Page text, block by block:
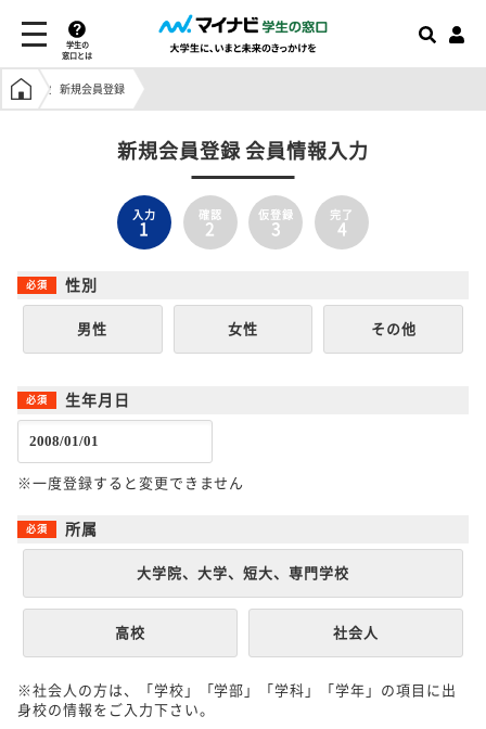
学生の
窓口とは
学生の窓口トップ
新規会員登録
新規会員登録 会員情報入力
入力
1
確認
2
仮登録
3
完了
4
性別
男性 女性 その他
生年月日
※一度登録すると変更できません
所属
大学院、大学、短大、専門学校
高校 社会人
※社会人の方は、「学校」「学部」「学科」「学年」の項目に出
身校の情報をご入力下さい。